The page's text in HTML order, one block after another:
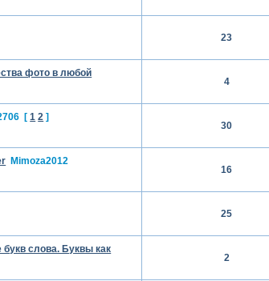
23
фото в любой
4
[ 1 2 ]
30
Mimoza2012
16
25
слова. Буквы как
2